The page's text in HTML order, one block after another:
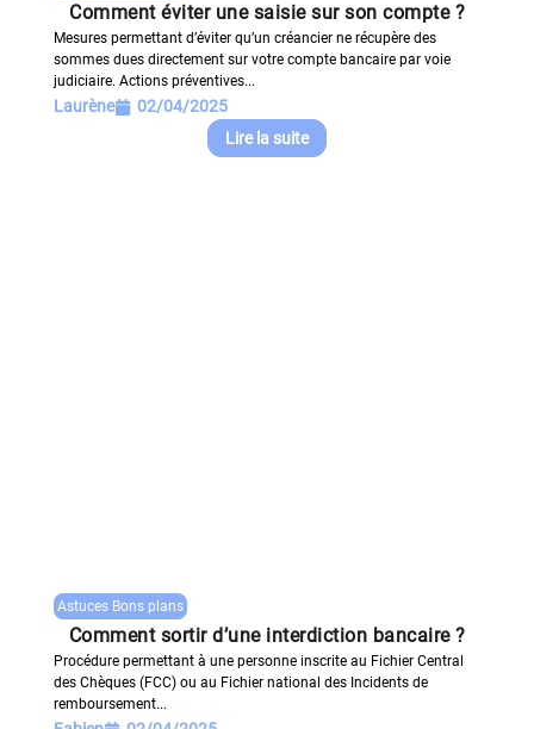
Comment éviter une saisie sur son compte ?
Mesures permettant d’éviter qu’un créancier ne récupère des
sommes dues directement sur votre compte bancaire par voie
judiciaire. Actions préventives...
Laurène
02/04/2025
Lire la suite
Astuces Bons plans
Comment sortir d’une interdiction bancaire ?
Procédure permettant à une personne inscrite au Fichier Central
des Chèques (FCC) ou au Fichier national des Incidents de
remboursement...